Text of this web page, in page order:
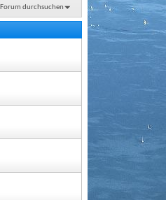
Forum durchsuchen